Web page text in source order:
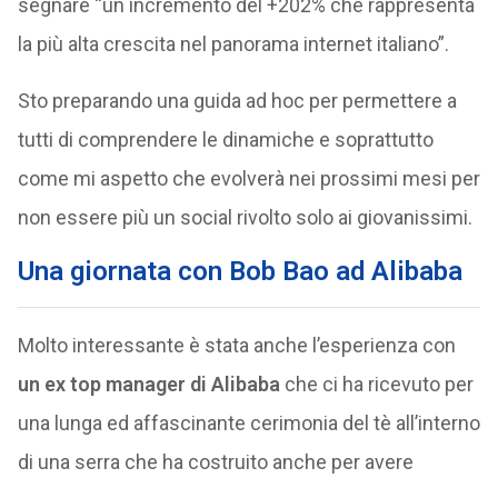
segnare “un incremento del +202% che rappresenta
la più alta crescita nel panorama internet italiano”.
Sto preparando una guida ad hoc per permettere a
tutti di comprendere le dinamiche e soprattutto
come mi aspetto che evolverà nei prossimi mesi per
non essere più un social rivolto solo ai giovanissimi.
Una giornata con Bob Bao ad Alibaba
Molto interessante è stata anche l’esperienza con
un ex top manager di Alibaba che ci ha ricevuto per
una lunga ed affascinante cerimonia del tè all’interno
di una serra che ha costruito anche per avere